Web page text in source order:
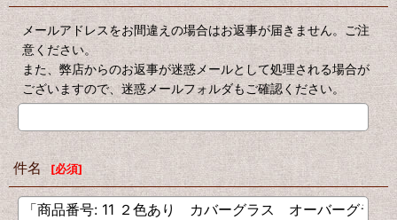
メールアドレスをお間違えの場合はお返事が届きません。ご注
意ください。
また、弊店からのお返事が迷惑メールとして処理される場合が
ございますので、迷惑メールフォルダもご確認ください。
件名 [必須]